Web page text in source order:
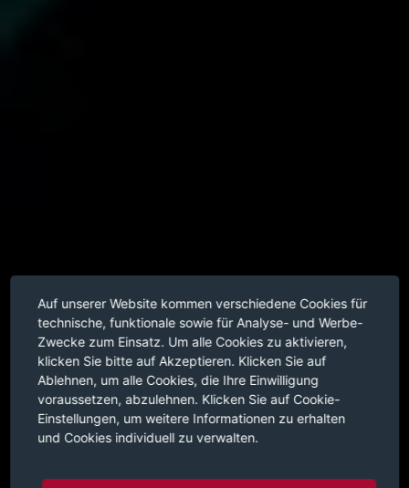
Auf unserer Website kommen verschiedene Cookies für
technische, funktionale sowie für Analyse- und Werbe-
Zwecke zum Einsatz. Um alle Cookies zu aktivieren,
klicken Sie bitte auf Akzeptieren. Klicken Sie auf
Ablehnen, um alle Cookies, die Ihre Einwilligung
voraussetzen, abzulehnen. Klicken Sie auf Cookie-
Einstellungen, um weitere Informationen zu erhalten
und Cookies individuell zu verwalten.